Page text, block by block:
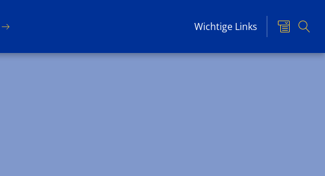
Wichtige Links